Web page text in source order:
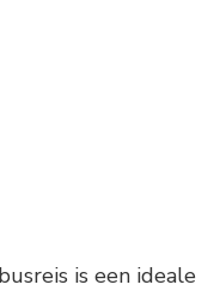
is een ideale